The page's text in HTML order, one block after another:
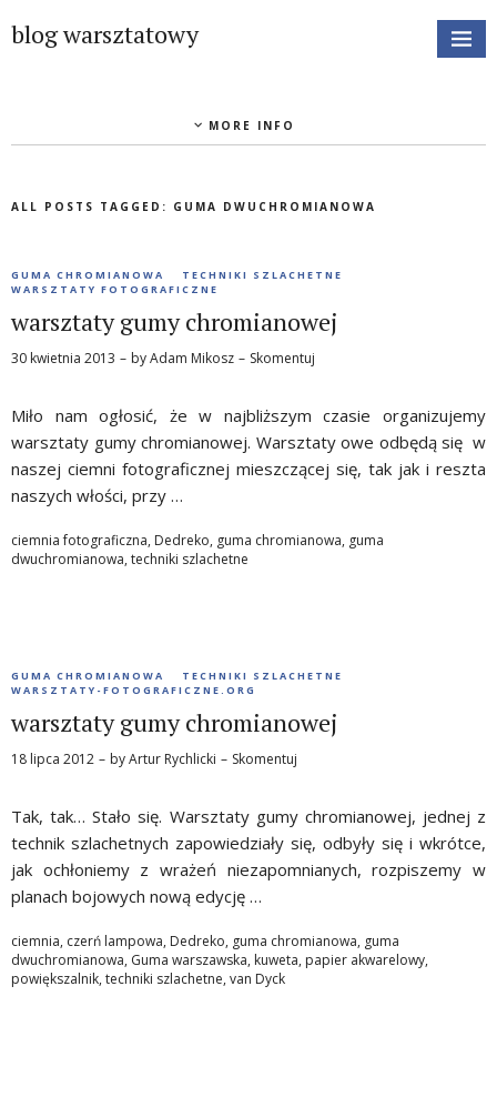
blog warsztatowy
MORE INFO
ALL POSTS TAGGED: GUMA DWUCHROMIANOWA
GUMA CHROMIANOWA
TECHNIKI SZLACHETNE
WARSZTATY FOTOGRAFICZNE
warsztaty gumy chromianowej
30 kwietnia 2013 byAdam Mikosz Skomentuj
Miło nam ogłosić, że w najbliższym czasie organizujemy
warsztaty gumy chromianowej. Warsztaty owe odbędą się w
naszej ciemni fotograficznej mieszczącej się, tak jak i reszta
naszych włości, przy …
ciemnia fotograficzna, Dedreko, guma chromianowa, guma
dwuchromianowa, techniki szlachetne
GUMA CHROMIANOWA
TECHNIKI SZLACHETNE
WARSZTATY-FOTOGRAFICZNE.ORG
warsztaty gumy chromianowej
18 lipca 2012 byArtur Rychlicki Skomentuj
Tak, tak… Stało się. Warsztaty gumy chromianowej, jednej z
technik szlachetnych zapowiedziały się, odbyły się i wkrótce,
jak ochłoniemy z wrażeń niezapomnianych, rozpiszemy w
planach bojowych nową edycję …
ciemnia, czerń lampowa, Dedreko, guma chromianowa, guma
dwuchromianowa, Guma warszawska, kuweta, papier akwarelowy,
powiększalnik, techniki szlachetne, van Dyck